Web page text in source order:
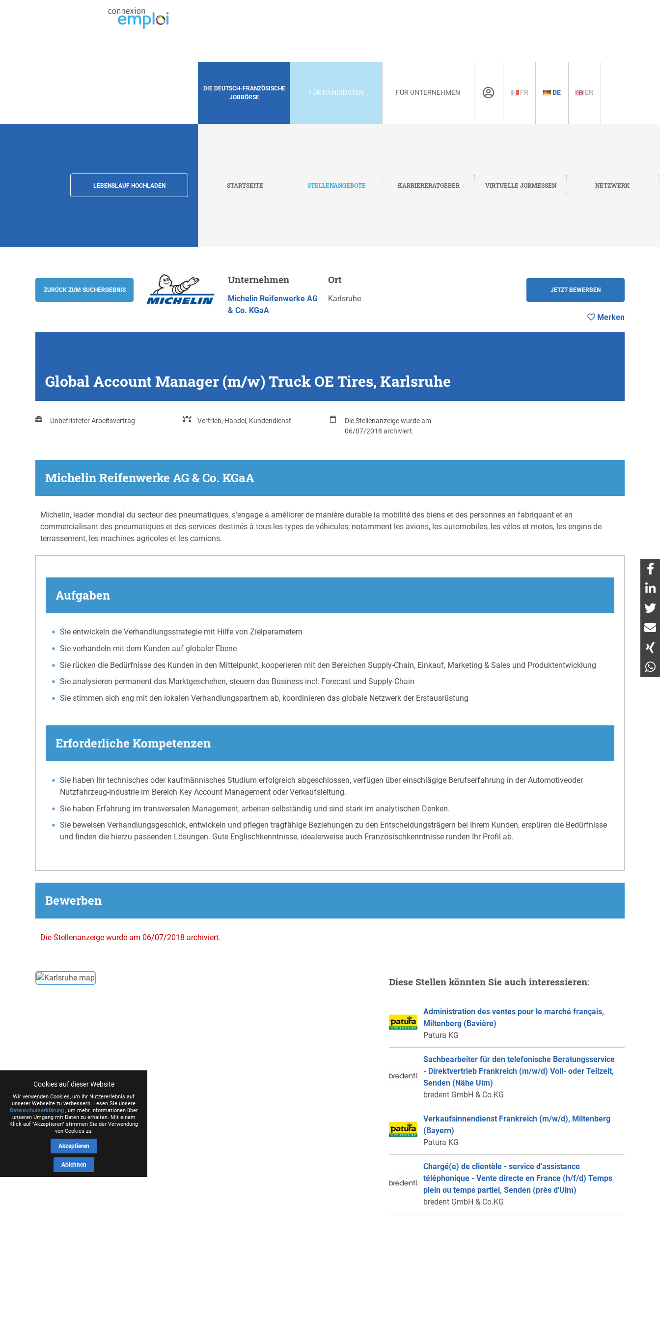
DIE DEUTSCH-FRANZÖSISCHE
JOBBÖRSE
FÜR KANDIDATEN FÜR UNTERNEHMEN FR DE EN
LEBENSLAUF HOCHLADEN STARTSEITE STELLENANGEBOTE KARRIERERATGEBER VIRTUELLE JOBMESSEN NETZWERK
Global Account Manager (m/w) Truck OE Tires, Karlsruhe
Michelin Reifenwerke AG & Co. KGaA
JETZT BEWERBEN
ZURÜCK ZUM SUCHERGEBNIS
Unternehmen
Michelin Reifenwerke AG
& Co. KGaA
Ort
Karlsruhe
JETZT BEWERBEN
Merken
Global Account Manager (m/w) Truck OE Tires, Karlsruhe
Unbefristeter Arbeitsvertrag Vertrieb, Handel, Kundendienst
Die Stellenanzeige wurde am
06/07/2018 archiviert.
Michelin Reifenwerke AG & Co. KGaA
Michelin, leader mondial du secteur des pneumatiques, s'engage à améliorer de manière durable la mobilité des biens et des personnes en fabriquant et en
commercialisant des pneumatiques et des services destinés à tous les types de véhicules, notamment les avions, les automobiles, les vélos et motos, les engins de
terrassement, les machines agricoles et les camions.
Aufgaben
Sie entwickeln die Verhandlungsstrategie mit Hilfe von Zielparametern
Sie verhandeln mit dem Kunden auf globaler Ebene
Sie rücken die Bedürfnisse des Kunden in den Mittelpunkt, kooperieren mit den Bereichen Supply-Chain, Einkauf, Marketing & Sales und Produktentwicklung
Sie analysieren permanent das Marktgeschehen, steuern das Business incl. Forecast und Supply-Chain
Sie stimmen sich eng mit den lokalen Verhandlungspartnern ab, koordinieren das globale Netzwerk der Erstausrüstung
Erforderliche Kompetenzen
Sie haben Ihr technisches oder kaufmännisches Studium erfolgreich abgeschlossen, verfügen über einschlägige Berufserfahrung in der Automotiveoder
Nutzfahrzeug-Industrie im Bereich Key Account Management oder Verkaufsleitung.
Sie haben Erfahrung im transversalen Management, arbeiten selbständig und sind stark im analytischen Denken.
Sie beweisen Verhandlungsgeschick, entwickeln und pflegen tragfähige Beziehungen zu den Entscheidungsträgern bei Ihrem Kunden, erspüren die Bedürfnisse
und finden die hierzu passenden Lösungen. Gute Englischkenntnisse, idealerweise auch Französischkenntnisse runden Ihr Profil ab.
Bewerben
Die Stellenanzeige wurde am 06/07/2018 archiviert.
Diese Stellen könnten Sie auch interessieren:
Administration des ventes pour le marché français,
Miltenberg (Bavière)
Patura KG
Sachbearbeiter für den telefonische Beratungsservice
- Direktvertrieb Frankreich (m/w/d) Voll- oder Teilzeit,
Senden (Nähe Ulm)
bredent GmbH & Co.KG
Verkaufsinnendienst Frankreich (m/w/d), Miltenberg
(Bayern)
Patura KG
Chargé(e) de clientèle - service d'assistance
téléphonique - Vente directe en France (h/f/d) Temps
plein ou temps partiel, Senden (près d'Ulm)
bredent GmbH & Co.KG
Cookies auf dieser Website
Wir verwenden Cookies, um Ihr Nutzererlebnis auf
unserer Webseite zu verbessern. Lesen Sie unsere
Datenschutzerklärung, um mehr Informationen über
unseren Umgang mit Daten zu erhalten. Mit einem
Klick auf "Akzeptieren" stimmen Sie der Verwendung
von Cookies zu.
Akzeptieren
Ablehnen